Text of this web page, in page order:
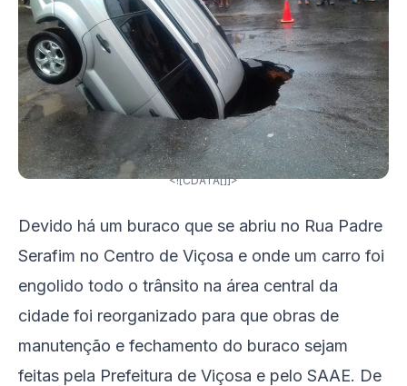
<![CDATA[]]>
Devido há um buraco que se abriu no Rua Padre
Serafim no Centro de Viçosa e onde um carro foi
engolido todo o trânsito na área central da
cidade foi reorganizado para que obras de
manutenção e fechamento do buraco sejam
feitas pela Prefeitura de Viçosa e pelo SAAE. De